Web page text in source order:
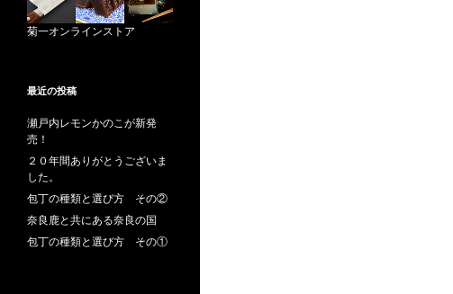
菊一オンラインストア
最近の投稿
瀬戸内レモンかのこが新発
売！
２０年間ありがとうございま
した。
包丁の種類と選び方 その②
奈良鹿と共にある奈良の国
包丁の種類と選び方 その①